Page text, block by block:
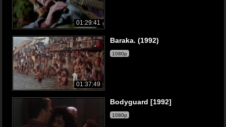
01:29:41
01:37:49
Baraka. (1992)
1080p
Bodyguard [1992]
1080p